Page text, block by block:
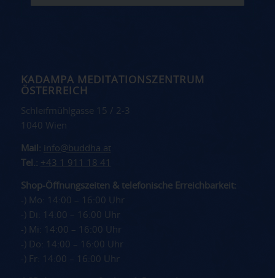
KADAMPA MEDITATIONSZENTRUM
ÖSTERREICH
Schleifmühlgasse 15 / 2-3
1040 Wien
Mail: info@buddha.at
Tel.: +43 1 911 18 41
Shop-Öffnungszeiten & telefonische Erreichbarkeit:
-) Mo: 14:00 – 16:00 Uhr
-) Di: 14:00 – 16:00 Uhr
-) Mi: 14:00 – 16:00 Uhr
-) Do: 14:00 – 16:00 Uhr
-) Fr: 14:00 – 16:00 Uhr